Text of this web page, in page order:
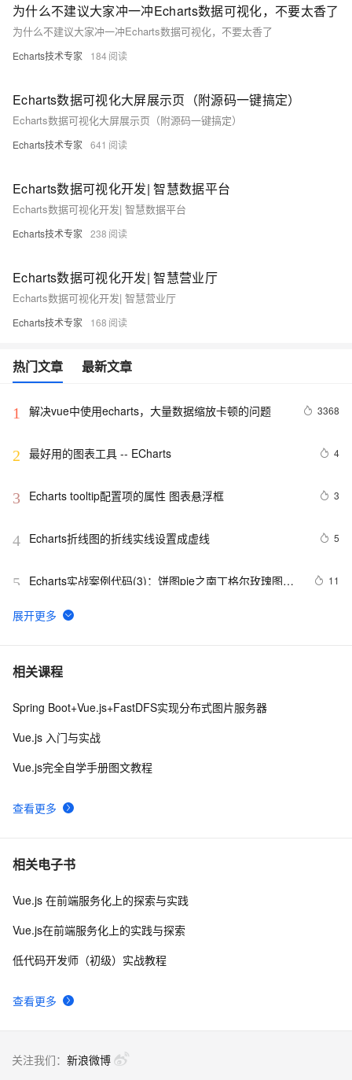
为什么不建议大家冲一冲Echarts数据可视化，不要太香了
为什么不建议大家冲一冲Echarts数据可视化，不要太香了
Echarts技术专家 184
Echarts数据可视化大屏展示页（附源码一键搞定）
Echarts数据可视化大屏展示页（附源码一键搞定）
Echarts技术专家 641
Echarts数据可视化开发| 智慧数据平台
Echarts数据可视化开发| 智慧数据平台
Echarts技术专家 238
Echarts数据可视化开发| 智慧营业厅
Echarts数据可视化开发| 智慧营业厅
Echarts技术专家 168
热门文章 最新文章
1 解决vue中使用echarts，大量数据缩放卡顿的问题 3368
2 最好用的图表工具 -- ECharts 4
3 Echarts tooltip配置项的属性 图表悬浮框 3
4 Echarts折线图的折线实线设置成虚线 5
5
Echarts实战案例代码(3)：饼图pie之南丁格尔玫瑰图
11
6 Echarts渲染不报错但是没有内容
7 Echarts——如何默认选中图表并显示tooltip
8 Echarts实战案例代码(44)：同时渲染折线图实现和虚线
查看配置项API参数细节说明)
相关课程
查看更多
Spring Boot+Vue.js+FastDFS实现分布式图片服务器
Vue.js 入门与实战
Vue.js完全自学手册图文教程
相关电子书
查看更多
Vue.js 在前端服务化上的探索与实践
Vue.js在前端服务化上的实践与探索
低代码开发师（初级）实战教程
关注我们： 新浪微博